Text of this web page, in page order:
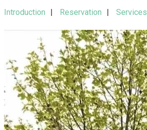
Introduction Reservation Services